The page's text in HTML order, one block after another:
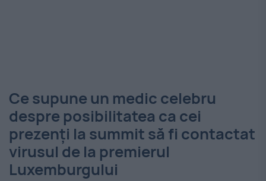
Ce supune un medic celebru
despre posibilitatea ca cei
prezenți la summit să fi contactat
virusul de la premierul
Luxemburgului